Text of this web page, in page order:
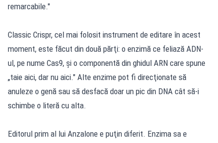
remarcabile."
Classic Crispr, cel mai folosit instrument de editare în acest
moment, este făcut din două părţi: o enzimă ce feliază ADN-
ul, pe nume Cas9, şi o componentă din ghidul ARN care spune
„taie aici, dar nu aici." Alte enzime pot fi direcţionate să
anuleze o genă sau să desfacă doar un pic din DNA cât să-i
schimbe o literă cu alta.
Editorul prim al lui Anzalone e puţin diferit. Enzima sa e